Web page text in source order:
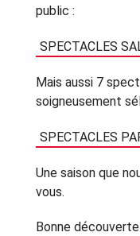
public :
SPECTACLES
Mais aussi 7
soigneusement
SPECTACLES
Une saison que
vous.
Bonne